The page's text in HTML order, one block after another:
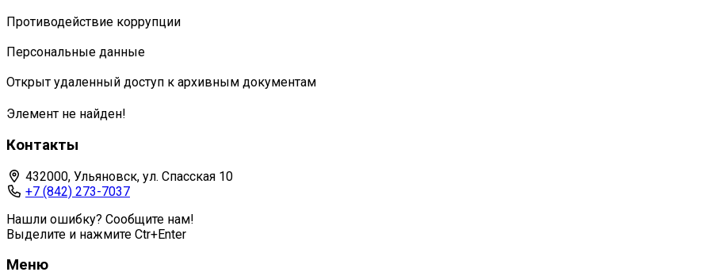
Противодействие коррупции
Персональные данные
Открыт удаленный доступ к архивным документам
Элемент не найден!
Контакты
432000, Ульяновск, ул. Спасская 10
+7 (842) 273-7037
Нашли ошибку? Сообщите нам!
Выделите и нажмите Ctr+Enter
Меню